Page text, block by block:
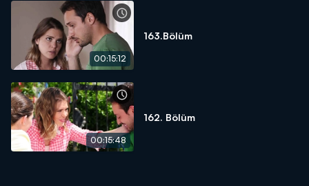
00:15:12
163.Bölüm
00:15:48
162. Bölüm